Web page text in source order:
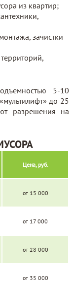
из квартир;
зачистки
5-10
до 25
разрешения на
Цена, руб.
от 15 000
от 17 000
от 28 000
от 35 000